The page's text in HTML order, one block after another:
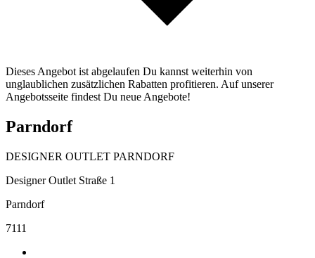
Dieses Angebot ist abgelaufen Du kannst weiterhin von
unglaublichen zusätzlichen Rabatten profitieren. Auf unserer
Angebotsseite findest Du neue Angebote!
Parndorf
DESIGNER OUTLET PARNDORF
Designer Outlet Straße 1
Parndorf
7111